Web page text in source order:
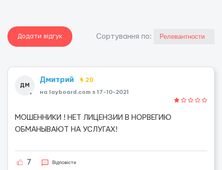
Додати відгук Сортування по:
ДМ
Дмитрий 20
на layboard.com з 17-10-2021
МОШЕННИКИ ! НЕТ ЛИЦЕНЗИИ В НОРВЕГИЮ
ОБМАНЫВАЮТ НА УСЛУГАХ!
7 Відповісти